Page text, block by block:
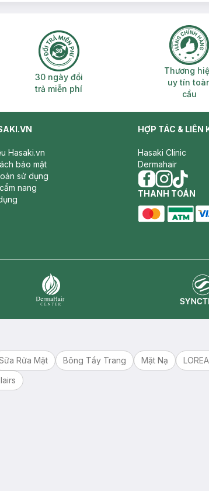
30 ngày đổi trả miễn phí
30 ngày đổi
trả miễn phí
Thương
uy tín
cầu
Hasaki.vn
bảo mật
sử dụng
nang
HỢP TÁC & LIÊN
Hasaki Clinic
Dermahair
facebook
instagram
tiktok
THANH TOÁN
Rửa Mặt Bông Tẩy Trang Mặt Nạ